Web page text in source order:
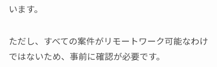
います。
ただし、すべての案件がリモートワーク可能なわけ
ではないため、事前に確認が必要です。